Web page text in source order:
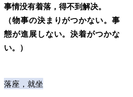
事情没有着落，得不到解决。
（物事の決まりがつかない。事
態が進展しない。決着がつかな
い。）
落座，就坐